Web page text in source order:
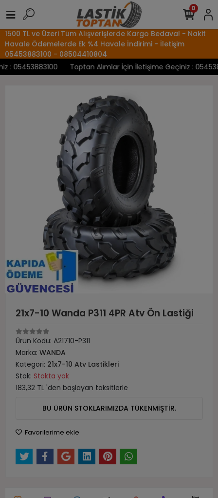
1500 TL ve Üzeri Tüm Alışverişlerde Kargo Bedava! - Nakit
Havale Ödemelerde Ek %4 Havale İndirimi - İletişim
05453883100 - 08504410804
05453883100
Toptan Alımlar İçin İletişime Geçiniz :
0
21x7-10 Wanda P311 4PR Atv Ön Lastiği
Ürün Kodu: A21710-P311
Marka: WANDA
Kategori: 21x7-10 Atv Lastikleri
Stok: Stokta yok
183,32 TL 'den başlayan taksitlerle
BU ÜRÜN STOKLARIMIZDA TÜKENMİŞTİR.
Favorilerime ekle